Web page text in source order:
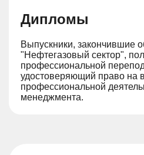
Дипломы
Выпускники, закончившие
"Нефтегазовый сектор",
профессиональной
удостоверяющий право на
профессиональной
менеджмента.